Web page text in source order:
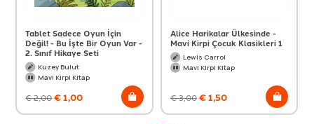
Tablet Sadece Oyun İçin
Değil! - Bu İşte Bir Oyun Var -
2. Sınıf Hikaye Seti
Kuzey Bulut
Mavi Kirpi Kitap
€2,00€1,00
Alice Harikalar Ülkesinde -
Mavi Kirpi Çocuk Klasikleri 1
Lewis Carrol
Mavi Kirpi Kitap
€3,00€1,50